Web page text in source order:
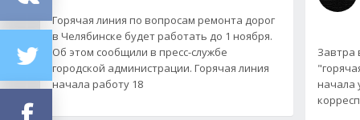
Горячая линия по вопросам ремонта дорог
в Челябинске будет работать до 1 ноября.
Об этом сообщили в пресс-службе
городской администрации. Горячая линия
начала работу 18
Завтра
начала